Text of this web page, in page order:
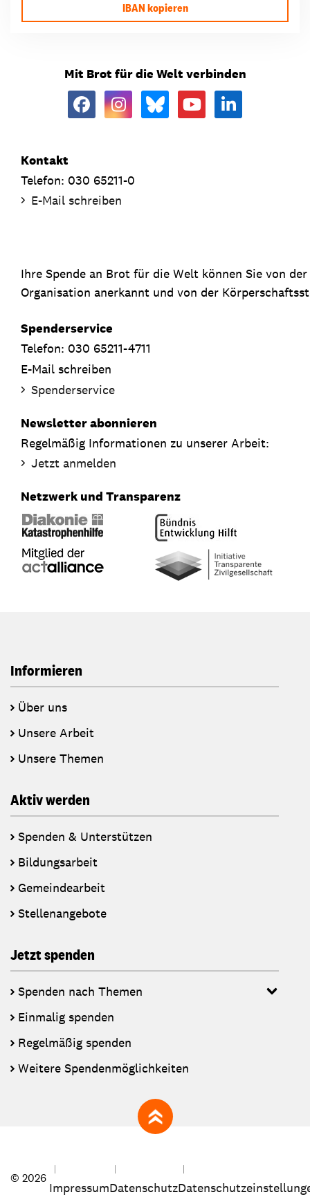
IBAN kopieren
Mit Brot für die Welt verbinden
Kontakt
Telefon: 030 65211-0
E-Mail schreiben
Ihre Spende an Brot für die Welt können Sie von
Organisation anerkannt und von der
Spenderservice
Telefon: 030 65211-4711
E-Mail schreiben
Spenderservice
Newsletter abonnieren
Regelmäßig Informationen zu unserer Arbeit:
Jetzt anmelden
Netzwerk und Transparenz
Informieren
Über uns
Unsere Arbeit
Unsere Themen
Aktiv werden
Spenden & Unterstützen
Bildungsarbeit
Gemeindearbeit
Stellenangebote
Jetzt spenden
Spenden nach Themen
Einmalig spenden
Regelmäßig spenden
Weitere Spendenmöglichkeiten
zum Seitenanfang
© 2026
ImpressumDatenschutz